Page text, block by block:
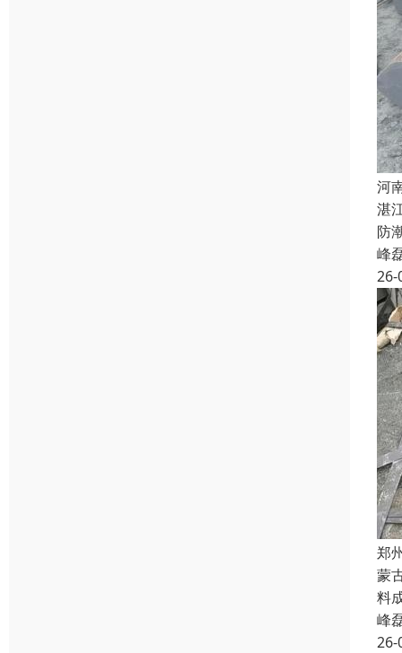
河
湛
防
峰
26-
郑
蒙
料
峰
26-